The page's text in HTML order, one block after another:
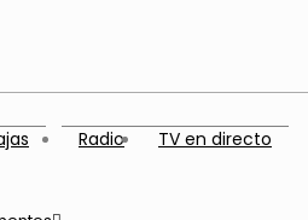
Radio TV en directo